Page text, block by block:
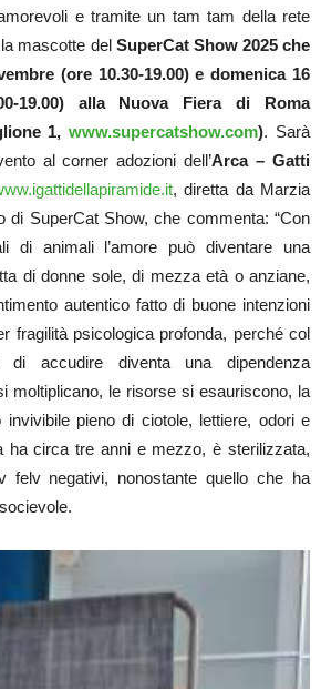
e tramite un tam tam della rete
mascotte del SuperCat Show 2025 che
(ore 10.30-19.00) e domenica 16
19.00) alla Nuova Fiera di Roma
1, www.supercatshow.com). Sarà
al corner adozioni dell’Arca – Gatti
, diretta da Marzia
di SuperCat Show, che commenta: “Con
di animali l’amore può diventare una
di donne sole, di mezza età o anziane,
autentico fatto di buone intenzioni
fragilità psicologica profonda, perché col
di accudire diventa una dipendenza
moltiplicano, le risorse si esauriscono, la
pieno di ciotole, lettiere, odori e
ha circa tre anni e mezzo, è sterilizzata,
felv negativi, nonostante quello che ha